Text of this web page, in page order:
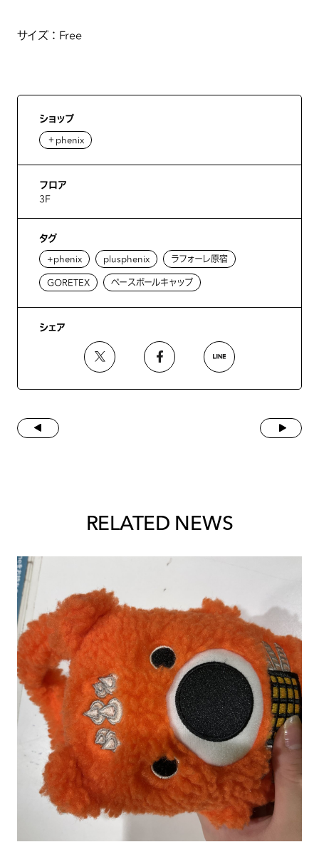
サイズ：Free
ショップ
＋phenix
フロア
3F
タグ
+phenix plusphenix
ラフォーレ原宿
GORETEX
ベースボールキャップ
シェア
RELATED NEWS